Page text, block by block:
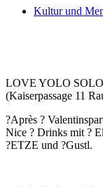
Kultur und
LOVE YOLO
(Kaiserpassage 11
?Après ?
Nice ? Drinks mit ?
?ETZE und ?Gustl.